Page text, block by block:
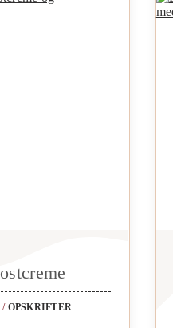
/ OPSKRIFTER